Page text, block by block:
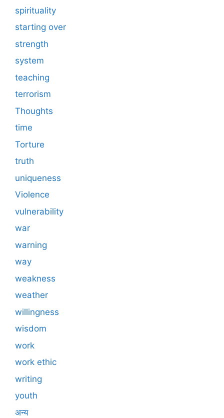
spirituality
starting over
strength
system
teaching
terrorism
Thoughts
time
Torture
truth
uniqueness
Violence
vulnerability
war
warning
way
weakness
weather
willingness
wisdom
work
work ethic
writing
youth
अन्य